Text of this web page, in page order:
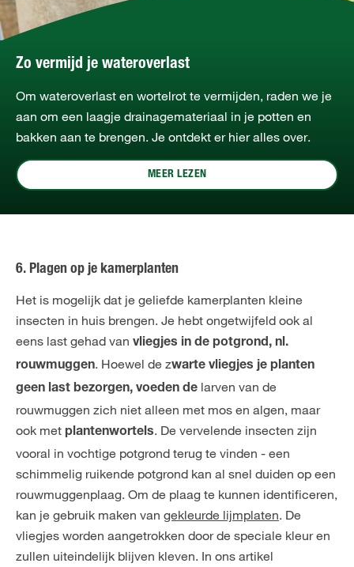
Zo vermijd je wateroverlast
Om wateroverlast en wortelrot te vermijden, raden we je
aan om een laagje drainagemateriaal in je potten en
bakken aan te brengen. Je ontdekt er hier alles over.
MEER LEZEN
6. Plagen op je kamerplanten
Het is mogelijk dat je geliefde kamerplanten kleine
insecten in huis brengen. Je hebt ongetwijfeld ook al
eens last gehad van vliegjes in de potgrond, nl.
rouwmuggen. Hoewel de zwarte vliegjes je planten
geen last bezorgen, voeden de larven van de
rouwmuggen zich niet alleen met mos en algen, maar
ook met plantenwortels. De vervelende insecten zijn
vooral in vochtige potgrond terug te vinden - een
schimmelig ruikende potgrond kan al snel duiden op een
rouwmuggenplaag. Om de plaag te kunnen identificeren,
kan je gebruik maken van gekleurde lijmplaten. De
vliegjes worden aangetrokken door de speciale kleur en
zullen uiteindelijk blijven kleven. In ons artikel